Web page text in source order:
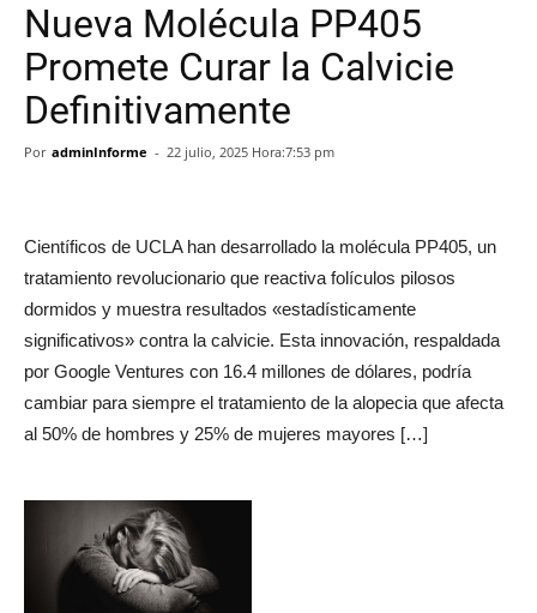
Nueva Molécula PP405
Promete Curar la Calvicie
Definitivamente
Por adminInforme - 22 julio, 2025 Hora:7:53 pm
Científicos de UCLA han desarrollado la molécula PP405, un
tratamiento revolucionario que reactiva folículos pilosos
dormidos y muestra resultados «estadísticamente
significativos» contra la calvicie. Esta innovación, respaldada
por Google Ventures con 16.4 millones de dólares, podría
cambiar para siempre el tratamiento de la alopecia que afecta
al 50% de hombres y 25% de mujeres mayores […]